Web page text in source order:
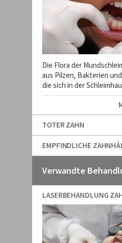
Die Flora der
aus Pilzen, Bakterien
die sich in der
TOTER ZAHN
EMPFINDLICHE
Verwandte
LASERBEHANDLUNG